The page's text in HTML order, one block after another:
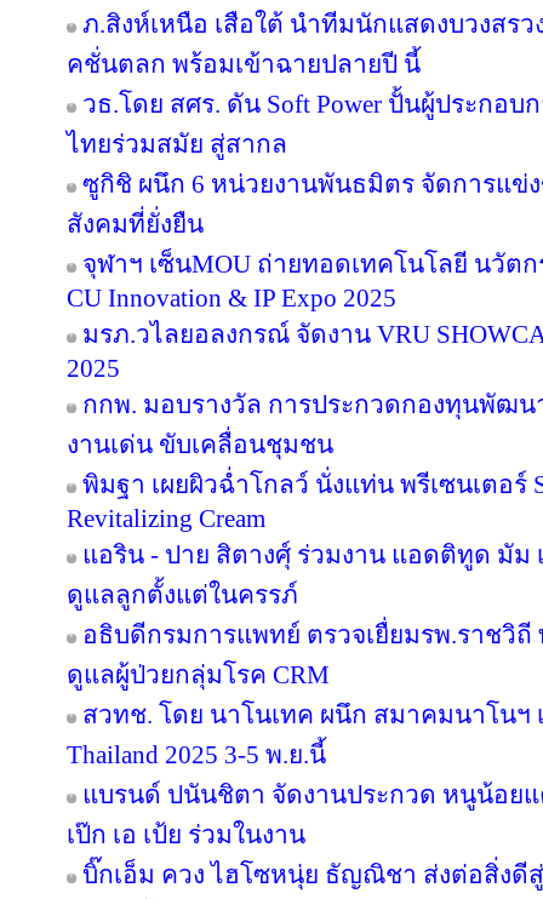
ภ.สิงห์เหนือ เสือใต้ นำทีมนักแสดงบวงสร
คชั่นตลก พร้อมเข้าฉายปลายปี นี้
วธ.โดย สศร. ดัน Soft Power ปั้นผู้ประกอ
ไทยร่วมสมัย สู่สากล
ซูกิชิ ผนึก 6 หน่วยงานพันธมิตร จัดการแ
สังคมที่ยั่งยืน
จุฬาฯ เซ็นMOU ถ่ายทอดเทคโนโลยี นวัต
CU Innovation & IP Expo 2025
มรภ.วไลยอลงกรณ์ จัดงาน VRU
2025
กกพ. มอบรางวัล การประกวดกองทุนพัฒน
งานเด่น ขับเคลื่อนชุมชน
พิมฐา เผยผิวฉ่ำโกลว์ นั่งแท่น พรีเซนเตอร์
Revitalizing Cream
แอริน - ปาย สิตางศุ์ ร่วมงาน แอดติทูด มัม
ดูแลลูกตั้งแต่ในครรภ์
อธิบดีกรมการแพทย์ ตรวจเยื่ยมรพ.ราชวิ
ดูแลผู้ป่วยกลุ่มโรค CRM
สวทช. โดย นาโนเทค ผนึก สมาคมนาโนฯ
Thailand 2025 3-5 พ.ย.นี้
แบรนด์ ปนันชิตา จัดงานประกวด หนูน้อยแ
เป๊ก เอ เป้ย ร่วมในงาน
บิ๊กเอ็ม ควง ไฮโซหนุ่ย ธัญณิชา ส่งต่อสิ่งดี